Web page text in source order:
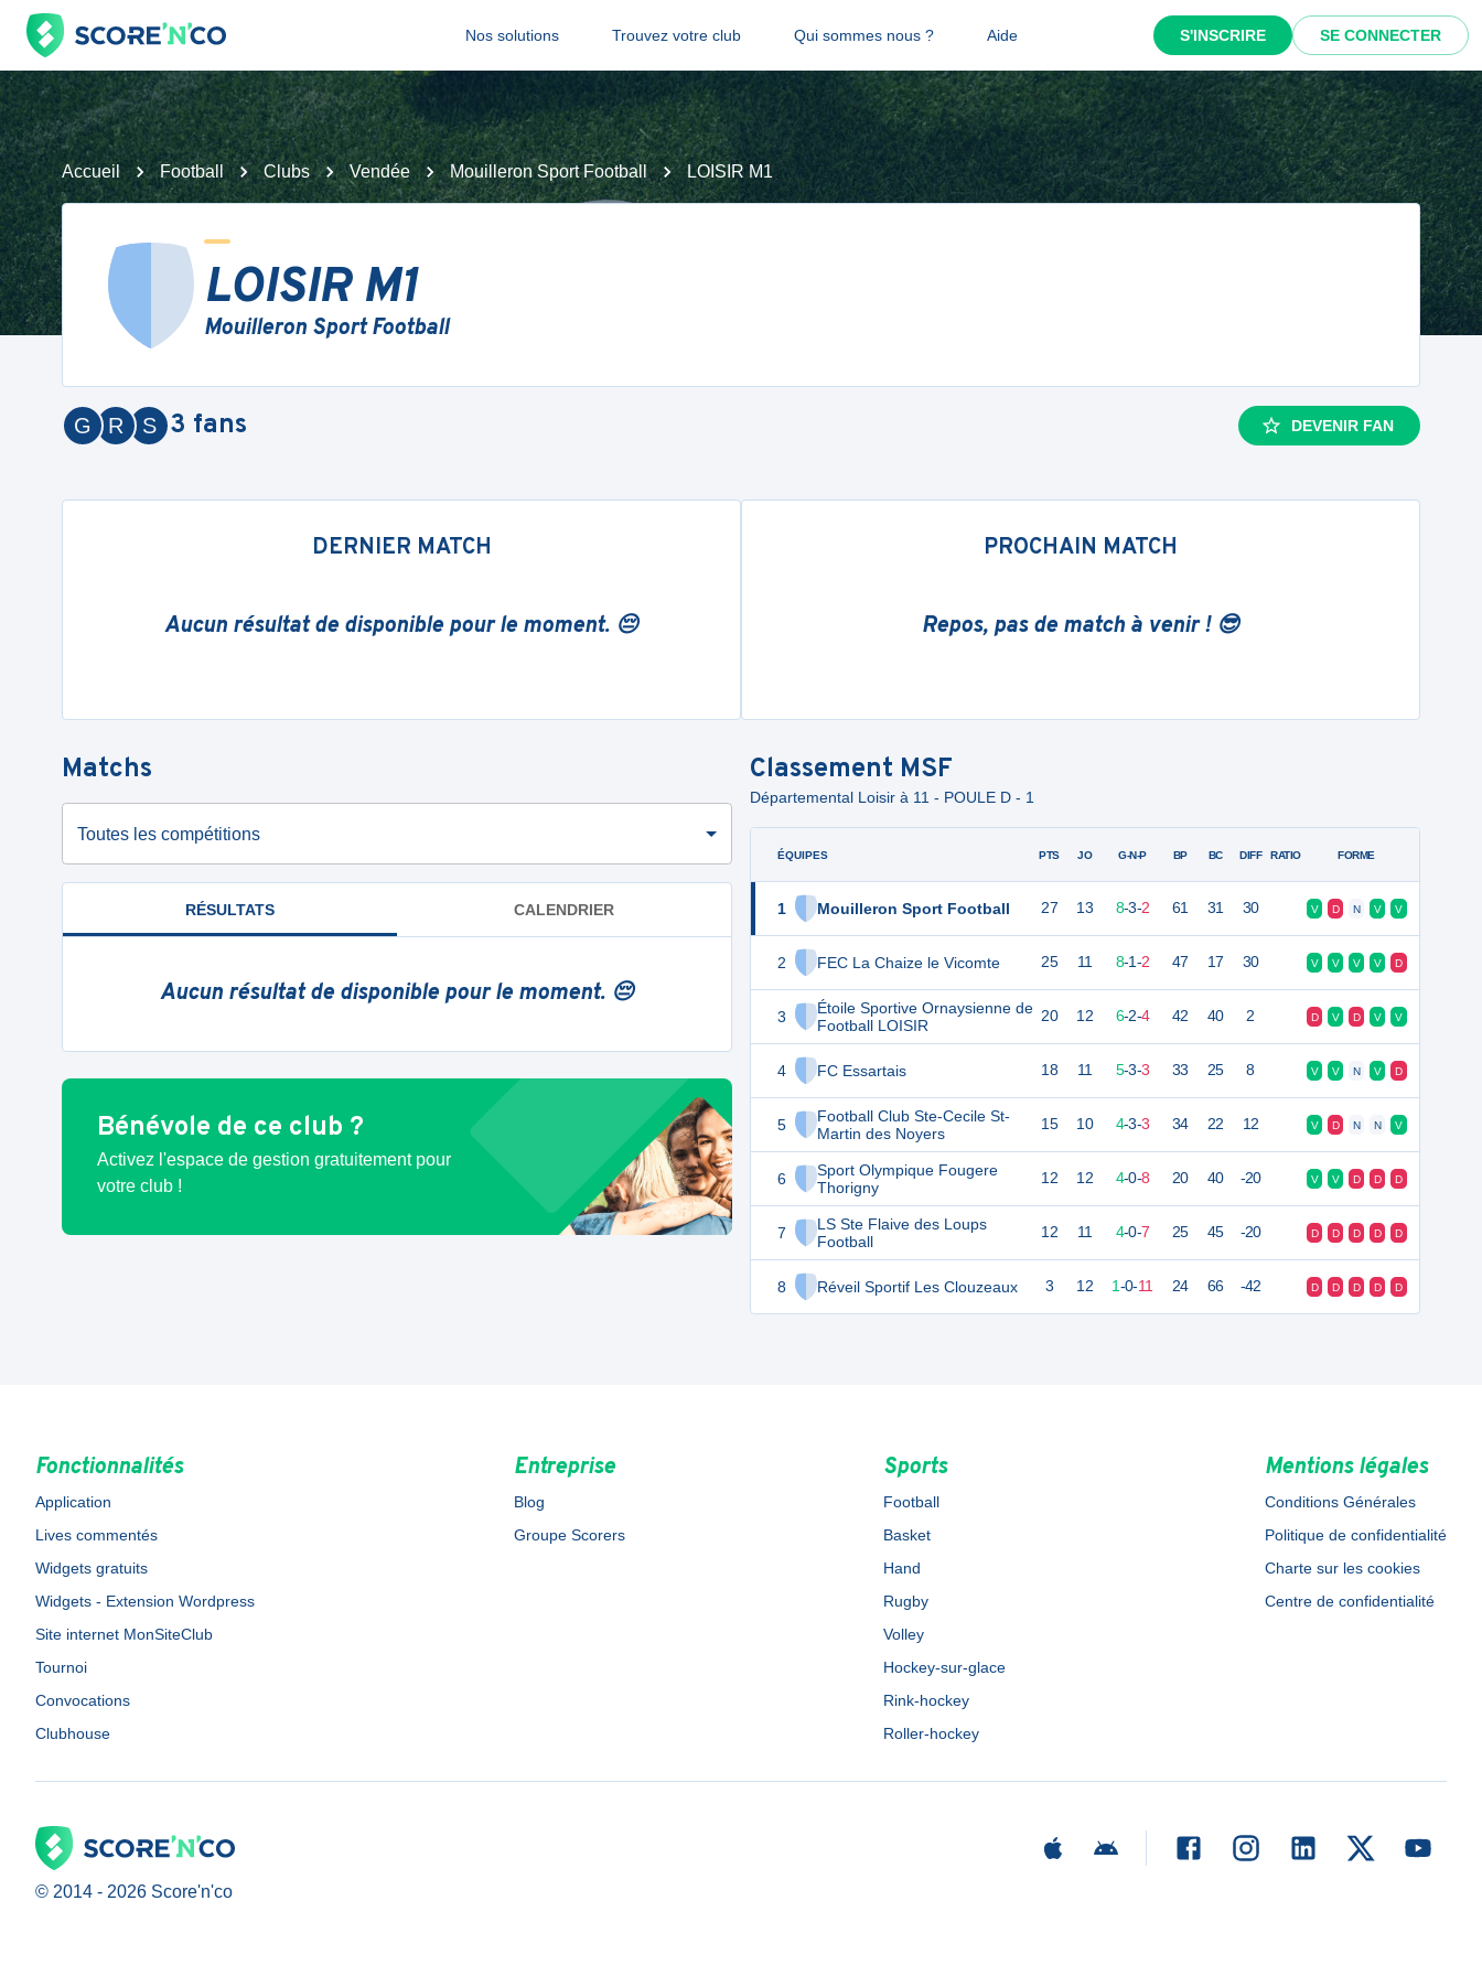
Nos solutions Trouvez votre club Qui sommes nous ? Aide S'INSCRIRE SE CONNECTER
Accueil Football Clubs Vendée Mouilleron Sport Football LOISIR M1
LOISIR M1
Mouilleron Sport Football
S
R
G 3 fans DEVENIR FAN
DERNIER MATCH
Aucun résultat de disponible pour le moment. 😔
PROCHAIN MATCH
Repos, pas de match à venir ! 😎
Matchs
Toutes les compétitions
RÉSULTATS CALENDRIER
Aucun résultat de disponible pour le moment. 😔
Bénévole de ce club ?
Activez l'espace de gestion gratuitement pour
votre club !
Classement MSF
Départemental Loisir à 11 - POULE D - 1
ÉQUIPES
1 Mouilleron Sport Football
2 FEC La Chaize le Vicomte
3
Étoile Sportive Ornaysienne de
Football LOISIR
4 FC Essartais
5
Football Club Ste-Cecile St-
Martin des Noyers
6
Sport Olympique Fougere
Thorigny
7
LS Ste Flaive des Loups
Football
8 Réveil Sportif Les Clouzeaux
PTS JO G-N-P BP BC DIFF RATIO FORME
27 13 8-3-2 61 31 30 V D N V V
25 11 8-1-2 47 17 30 V V V V D
20 12 6-2-4 42 40 2 D V D V V
18 11 5-3-3 33 25 8 V V N V D
15 10 4-3-3 34 22 12 V D N N V
12 12 4-0-8 20 40 -20 V V D D D
12 11 4-0-7 25 45 -20 D D D D D
3 12 1-0-11 24 66 -42 D D D D D
Fonctionnalités
Application
Lives commentés
Widgets gratuits
Widgets - Extension Wordpress
Site internet MonSiteClub
Tournoi
Convocations
Clubhouse
Entreprise
Blog
Groupe Scorers
Sports
Football
Basket
Hand
Rugby
Volley
Hockey-sur-glace
Rink-hockey
Roller-hockey
Mentions légales
Conditions Générales
Politique de confidentialité
Charte sur les cookies
Centre de confidentialité
© 2014 - 2026 Score'n'co